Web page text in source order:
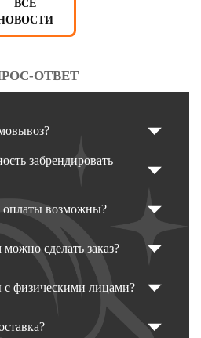
ВСЕ
ОТВЕТ
забрендировать
оплаты возможны?
сделать заказ?
с физическими лицами?